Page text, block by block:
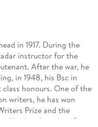
in 1917. During the
instructor for the
After the war, he
in 1948, his Bsc in
honours. One of the
writers, he has won
Prize and the
He also shared an Oscar